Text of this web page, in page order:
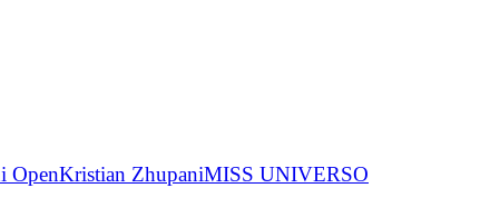
Kristian ZhupaniMISS UNIVERSO